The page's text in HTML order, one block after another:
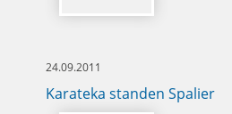
24.09.2011
Karateka standen Spalier